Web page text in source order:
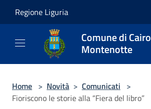
Regione Liguria
Comune di Cairo
Montenotte
Home > Novità > Comunicati >
Fioriscono le storie alla “Fiera del libro”